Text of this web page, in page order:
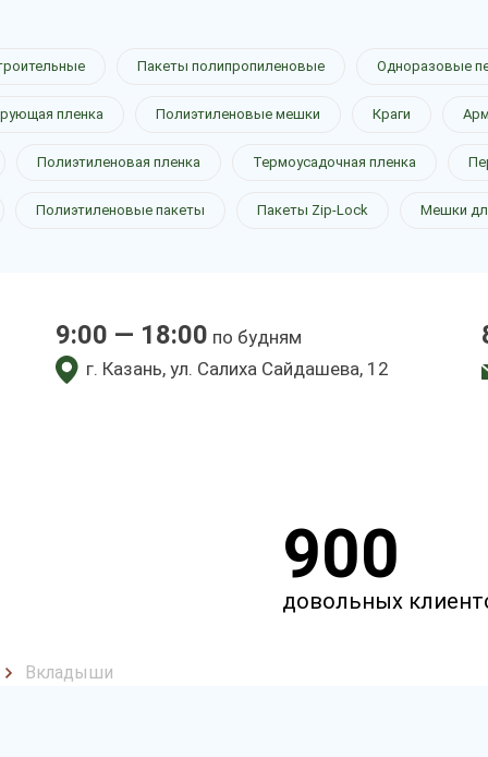
Пакеты полипропиленовые Одноразовые
пленка Полиэтиленовые мешки Краги
Полиэтиленовая пленка Термоусадочная пленка
Полиэтиленовые пакеты Пакеты Zip-Lock Мешки
9:00 — 18:00 по будням
г. Казань, ул. Салиха Сайдашева, 12
900
довольных
Вкладыши